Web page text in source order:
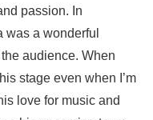
passion. In
was a wonderful
audience. When
stage even when I’m
love for music and